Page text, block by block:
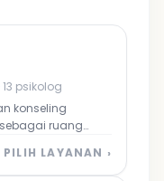
· 13 psikolog
konseling
ruang
merumuskan arah
Didampingi
PILIH LAYANAN ›